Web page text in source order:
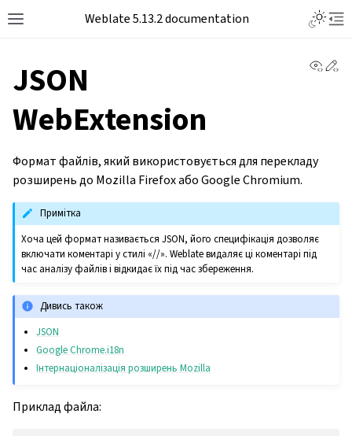
Toggle site navigation sidebar
Weblate 5.13.2 documentation
JSON
WebExtension
Формат файлів, який використовується для перекладу
розширень до Mozilla Firefox або Google Chromium.
Примітка
Хоча цей формат називається JSON, його специфікація дозволяє
включати коментарі у стилі «//». Weblate видаляє ці коментарі під
час аналізу файлів і відкидає їх під час збереження.
Дивись також
JSON
Google Chrome.i18n
Інтернаціоналізація розширень Mozilla
Приклад файла: